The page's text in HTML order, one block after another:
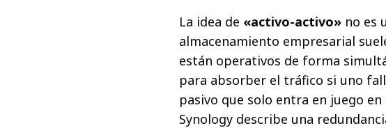
La idea de «activo-activo» no es
almacenamiento empresarial
están operativos de forma
para absorber el tráfico si uno
pasivo que solo entra en juego en
Synology describe una